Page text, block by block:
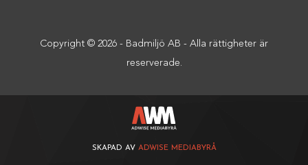
Copyright © 2026 - Badmiljö AB - Alla rättigheter är
reserverade.
SKAPAD AV ADWISE MEDIABYRÅ